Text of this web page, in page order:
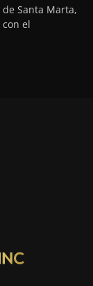
Santa Marta,
el